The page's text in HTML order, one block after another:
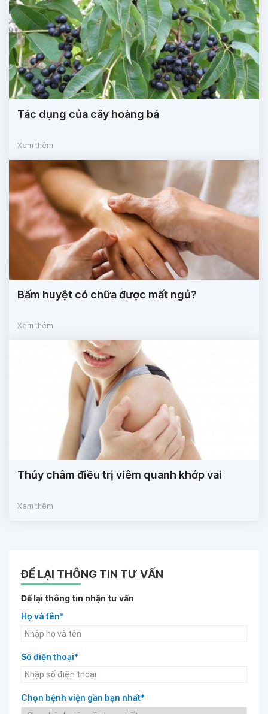
Tác dụng của cây hoàng bá
Xem thêm
Bấm huyệt có chữa được mất ngủ?
Xem thêm
Thủy châm điều trị viêm quanh khớp vai
Xem thêm
ĐỂ LẠI THÔNG TIN TƯ VẤN
Để lại thông tin nhận tư vấn
Họ và tên*
Số điện thoại*
Chọn bệnh viện gần bạn nhất*